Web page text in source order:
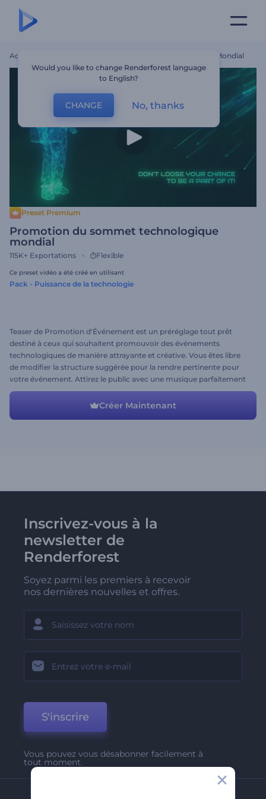
Accueil Promotion Du Sommet Technologique Mondial
Preset Premium
Promotion du sommet technologique
mondial
115K+ Exportations Flexible
Ce preset vidéo a été créé en utilisant
Pack - Puissance de la technologie
Teaser de Promotion d'Événement est un préréglage tout prêt
destiné à ceux qui souhaitent promouvoir des événements
technologiques de manière attrayante et créative. Vous êtes libre
de modifier la structure suggérée pour la rendre pertinente pour
votre événement. Attirez le public avec une musique parfaitement
choisie! Qu'est-ce que vous attendez? Essayez la vidéo la plus
Créer Maintenant
Inscrivez-vous à la
newsletter de
Renderforest
Soyez parmi les premiers à recevoir
nos dernières nouvelles et offres.
S'inscrire
Vous pouvez vous désabonner facilement à
tout moment.
Would you like to change Renderforest language
to English?
CHANGE No, thanks